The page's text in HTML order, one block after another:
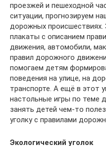
проезжей и пешеходной
ситуации, прогнозируем
дорожных
плакаты с описанием
движения, автомобили,
правил дорожного
помогаем детям
поведения на улице, на
транспорте. А ещё в этот
настольные игры по теме
занять детей чем-то
уголку с правилами
Экологический уголок